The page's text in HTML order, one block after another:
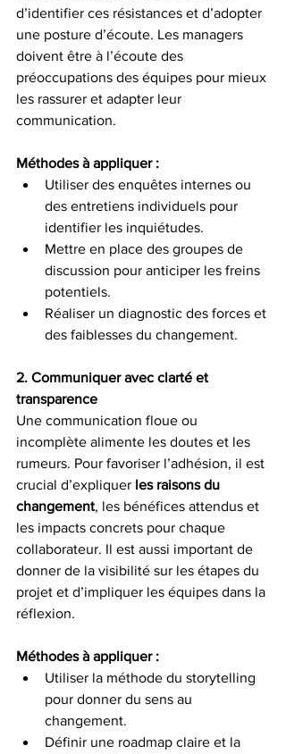
d’identifier ces résistances et d’adopter
une posture d’écoute. Les managers
doivent être à l’écoute des
préoccupations des équipes pour mieux
les rassurer et adapter leur
communication.
Méthodes à appliquer :
Utiliser des enquêtes internes ou
des entretiens individuels pour
identifier les inquiétudes.
Mettre en place des groupes de
discussion pour anticiper les freins
potentiels.
Réaliser un diagnostic des forces et
des faiblesses du changement.
2. Communiquer avec clarté et
transparence
Une communication floue ou
incomplète alimente les doutes et les
rumeurs. Pour favoriser l’adhésion, il est
crucial d’expliquer les raisons du
changement, les bénéfices attendus et
les impacts concrets pour chaque
collaborateur. Il est aussi important de
donner de la visibilité sur les étapes du
projet et d’impliquer les équipes dans la
réflexion.
Méthodes à appliquer :
Utiliser la méthode du storytelling
pour donner du sens au
changement.
Définir une roadmap claire et la